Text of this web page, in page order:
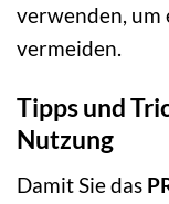
verwenden, um
vermeiden.
Tipps und
Nutzung
Damit Sie das